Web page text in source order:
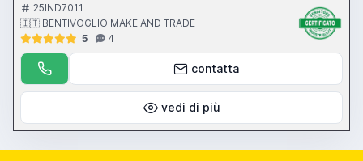
25IND7011
🇮🇹 BENTIVOGLIO MAKE AND TRADE
5
4
contatta
vedi di più